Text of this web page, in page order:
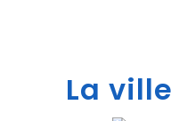
La